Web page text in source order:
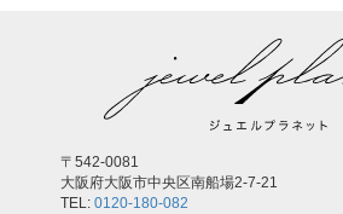
〒542-0081
大阪府大阪市中央区南船場2-7-21
TEL: 0120-180-082